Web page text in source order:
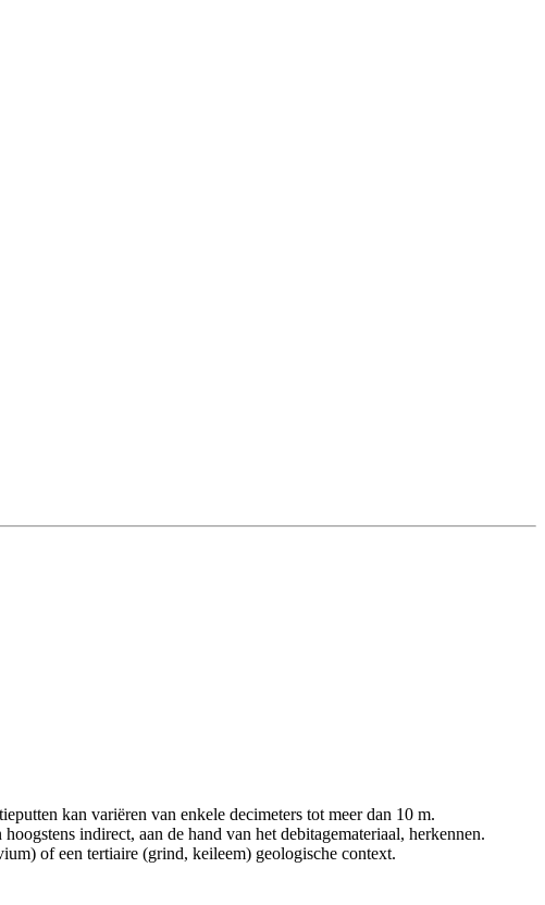
kan variëren van enkele decimeters tot meer dan 10 m.
indirect, aan de hand van het debitagemateriaal, herkennen.
of een tertiaire (grind, keileem) geologische context.